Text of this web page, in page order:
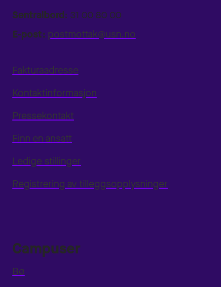
Sentralbord: 31 00 80 00
E-post: postmottak@usn.no
Fakturaadresse
Kontaktinformasjon
Pressekontakt
Finn en ansatt
Ledige stillinger
Registrering av tilleggsopplysninger
Campuser
Bø